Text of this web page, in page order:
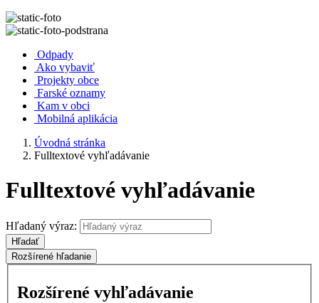
Odpady
Ako vybaviť
Projekty obce
Farské oznamy
Kam v obci
Mobilná aplikácia
Úvodná stránka
Fulltextové vyhľadávanie
Fulltextové vyhľadávanie
Hľadaný výraz:
Hľadať
Rozšírené hľadanie
Rozšírené vyhľadávanie